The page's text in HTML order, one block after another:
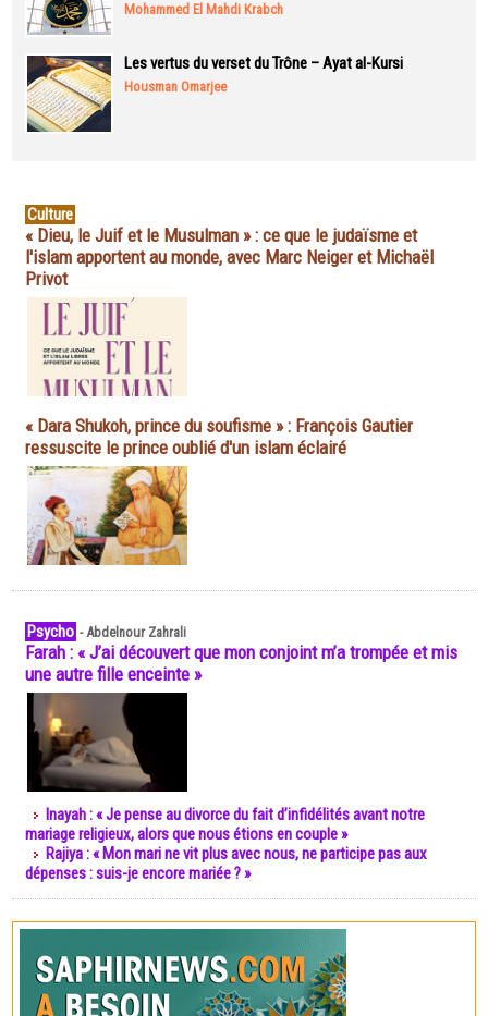
Mohammed El Mahdi Krabch
Les vertus du verset du Trône – Ayat al-Kursi
Housman Omarjee
Culture
« Dieu, le Juif et le Musulman » : ce que le judaïsme et
l'islam apportent au monde, avec Marc Neiger et Michaël
Privot
« Dara Shukoh, prince du soufisme » : François Gautier
ressuscite le prince oublié d'un islam éclairé
Psycho -Abdelnour Zahrali
Farah : « J’ai découvert que mon conjoint m’a trompée et mis
une autre fille enceinte »
Inayah : « Je pense au divorce du fait d’infidélités avant notre
mariage religieux, alors que nous étions en couple »
Rajiya : « Mon mari ne vit plus avec nous, ne participe pas aux
dépenses : suis-je encore mariée ? »